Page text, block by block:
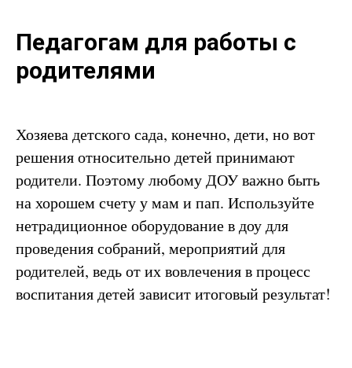
Педагогам для работы с
родителями
Хозяева детского сада, конечно, дети, но вот
решения относительно детей принимают
родители. Поэтому любому ДОУ важно быть
на хорошем счету у мам и пап. Используйте
нетрадиционное оборудование в доу для
проведения собраний, мероприятий для
родителей, ведь от их вовлечения в процесс
воспитания детей зависит итоговый результат!